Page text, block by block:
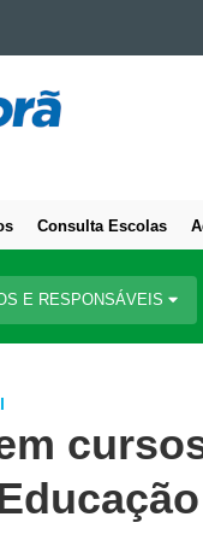
Consulta Escolas
E RESPONSÁVEIS